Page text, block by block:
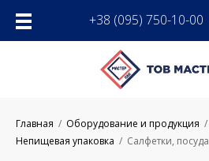
content
+38 (095) 750-10-00
Главная / Оборудование и продукция /
Непищевая упаковка / Салфетки, посуда